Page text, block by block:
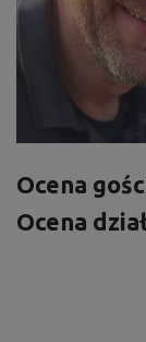
Ocena
Ocena